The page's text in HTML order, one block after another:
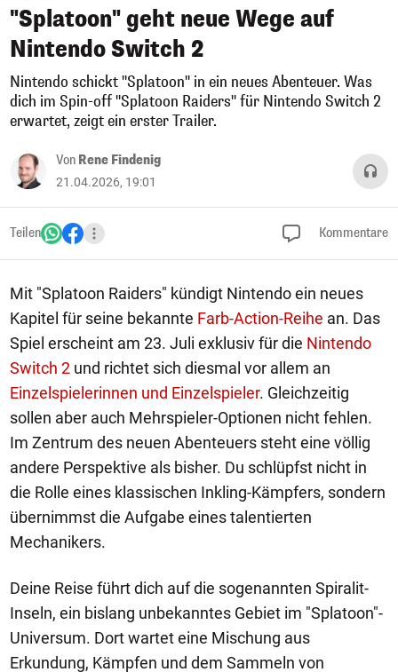
"Splatoon" geht neue Wege auf
Nintendo Switch 2
Nintendo schickt "Splatoon" in ein neues Abenteuer. Was
dich im Spin-off "Splatoon Raiders" für Nintendo Switch 2
erwartet, zeigt ein erster Trailer.
Von Rene Findenig
21.04.2026, 19:01
Teilen Kommentare
Mit "Splatoon Raiders" kündigt Nintendo ein neues
Kapitel für seine bekannte Farb-Action-Reihe an. Das
Spiel erscheint am 23. Juli exklusiv für die Nintendo
Switch 2 und richtet sich diesmal vor allem an
Einzelspielerinnen und Einzelspieler. Gleichzeitig
sollen aber auch Mehrspieler-Optionen nicht fehlen.
Im Zentrum des neuen Abenteuers steht eine völlig
andere Perspektive als bisher. Du schlüpfst nicht in
die Rolle eines klassischen Inkling-Kämpfers, sondern
übernimmst die Aufgabe eines talentierten
Mechanikers.
Deine Reise führt dich auf die sogenannten Spiralit-
Inseln, ein bislang unbekanntes Gebiet im "Splatoon"-
Universum. Dort wartet eine Mischung aus
Erkundung, Kämpfen und dem Sammeln von